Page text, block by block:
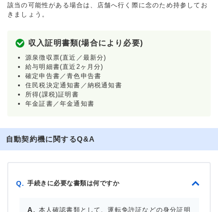
該当の可能性がある場合は、店舗へ行く際に念のため持参してお
きましょう。
収入証明書類(場合により必要)
源泉徴収票(直近／最新分)
給与明細書(直近2ヶ月分)
確定申告書／青色申告書
住民税決定通知書／納税通知書
所得(課税)証明書
年金証書／年金通知書
自動契約機に関するQ&A
Q. 手続きに必要な書類は何ですか
本人確認書類として、運転免許証などの身分証明